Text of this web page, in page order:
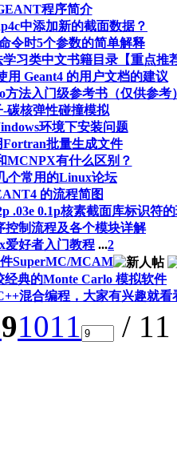
程序简介
中添加新的截面数据？
令时5个参数的简单解释
习类中文书籍目录【重点推
用 Geant4 的用户文档的建议
方法入门级参考书（仅供参考
-碳核弹性碰撞模拟
环境下安装问题
Fortran批量生成文件
MCNPX有什么区别？
个常用的Linux论坛
的流程简图
.03e 0.1p核素截面库标识符
控制流程及各个模块详解
爱好者入门教程 ...2
SuperMC/MCAM
典的Monte Carlo 模拟软件
混合编程，大家有兴趣就看
91011
/